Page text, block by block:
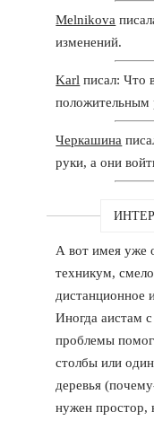
Melnikova
изменений.
Karl писал: Что
положительным
Черкашина
руки, а они
А вот имея уже
техникум,
дистанционное
Иногда аистам
проблемы
столбы или
деревья
нужен простор,